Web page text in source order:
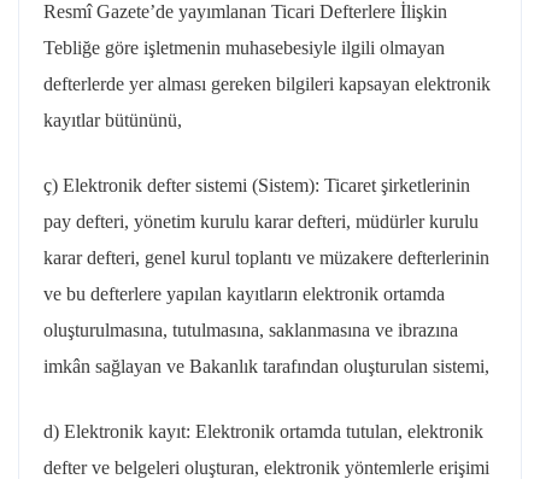
Resmî Gazete’de yayımlanan Ticari Defterlere İlişkin
Tebliğe göre işletmenin muhasebesiyle ilgili olmayan
defterlerde yer alması gereken bilgileri kapsayan elektronik
kayıtlar bütününü,
ç) Elektronik defter sistemi (Sistem): Ticaret şirketlerinin
pay defteri, yönetim kurulu karar defteri, müdürler kurulu
karar defteri, genel kurul toplantı ve müzakere defterlerinin
ve bu defterlere yapılan kayıtların elektronik ortamda
oluşturulmasına, tutulmasına, saklanmasına ve ibrazına
imkân sağlayan ve Bakanlık tarafından oluşturulan sistemi,
d) Elektronik kayıt: Elektronik ortamda tutulan, elektronik
defter ve belgeleri oluşturan, elektronik yöntemlerle erişimi